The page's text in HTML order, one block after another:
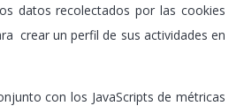
datos recolectados por las cookies
crear un perfil de sus actividades en
con los JavaScripts de métricas